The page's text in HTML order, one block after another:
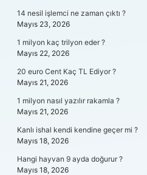
14 nesil işlemci ne zaman çıktı ?
Mayıs 23, 2026
1 milyon kaç trilyon eder ?
Mayıs 22, 2026
20 euro Cent Kaç TL Ediyor ?
Mayıs 21, 2026
1 milyon nasıl yazılır rakamla ?
Mayıs 21, 2026
Kanlı ishal kendi kendine geçer mi ?
Mayıs 18, 2026
Hangi hayvan 9 ayda doğurur ?
Mayıs 18, 2026